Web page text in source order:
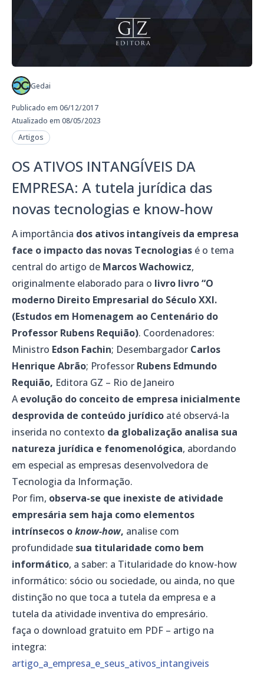
Gedai
Publicado em 06/12/2017
Atualizado em 08/05/2023
Artigos
OS ATIVOS INTANGÍVEIS DA
EMPRESA: A tutela jurídica das
novas tecnologias e know-how
A importância dos ativos intangíveis da empresa
face o impacto das novas Tecnologias é o tema
central do artigo de Marcos Wachowicz,
originalmente elaborado para o livro livro “O
moderno Direito Empresarial do Século XXI.
(Estudos em Homenagem ao Centenário do
Professor Rubens Requião). Coordenadores:
Ministro Edson Fachin; Desembargador Carlos
Henrique Abrão; Professor Rubens Edmundo
Requião, Editora GZ – Rio de Janeiro
Aevolução do conceito de empresa inicialmente
desprovida de conteúdo jurídico até observá-la
inserida no contexto da globalização analisa sua
natureza jurídica e fenomenológica, abordando
em especial as empresas desenvolvedora de
Tecnologia da Informação.
Por fim, observa-se que inexiste de atividade
empresária sem haja como elementos
intrínsecos oknow-how, analise com
profundidade sua titularidade como bem
informático, a saber: a Titularidade do know-how
informático: sócio ou sociedade, ou ainda, no que
distinção no que toca a tutela da empresa e a
tutela da atividade inventiva do empresário.
faça o download gratuito em PDF – artigo na
integra:
artigo_a_empresa_e_seus_ativos_intangiveis